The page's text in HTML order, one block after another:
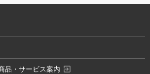
品・サービス案内 exit_to_app